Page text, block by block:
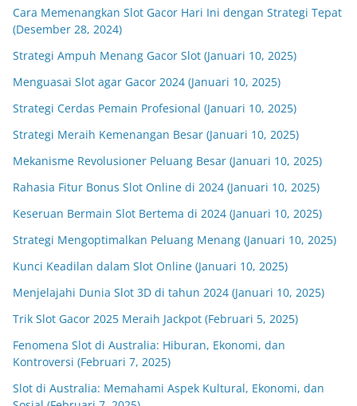
Cara Memenangkan Slot Gacor Hari Ini dengan Strategi Tepat
(Desember 28, 2024)
Strategi Ampuh Menang Gacor Slot (Januari 10, 2025)
Menguasai Slot agar Gacor 2024 (Januari 10, 2025)
Strategi Cerdas Pemain Profesional (Januari 10, 2025)
Strategi Meraih Kemenangan Besar (Januari 10, 2025)
Mekanisme Revolusioner Peluang Besar (Januari 10, 2025)
Rahasia Fitur Bonus Slot Online di 2024 (Januari 10, 2025)
Keseruan Bermain Slot Bertema di 2024 (Januari 10, 2025)
Strategi Mengoptimalkan Peluang Menang (Januari 10, 2025)
Kunci Keadilan dalam Slot Online (Januari 10, 2025)
Menjelajahi Dunia Slot 3D di tahun 2024 (Januari 10, 2025)
Trik Slot Gacor 2025 Meraih Jackpot (Februari 5, 2025)
Fenomena Slot di Australia: Hiburan, Ekonomi, dan
Kontroversi (Februari 7, 2025)
Slot di Australia: Memahami Aspek Kultural, Ekonomi, dan